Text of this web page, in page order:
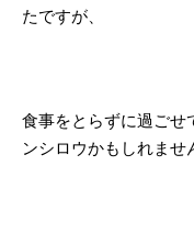
たですが、
食事をとらずに過ごせ